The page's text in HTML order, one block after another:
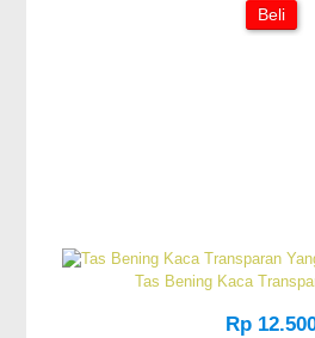
Beli
Tas Bening Kaca
Rp